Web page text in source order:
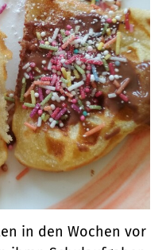
in den Wochen vor